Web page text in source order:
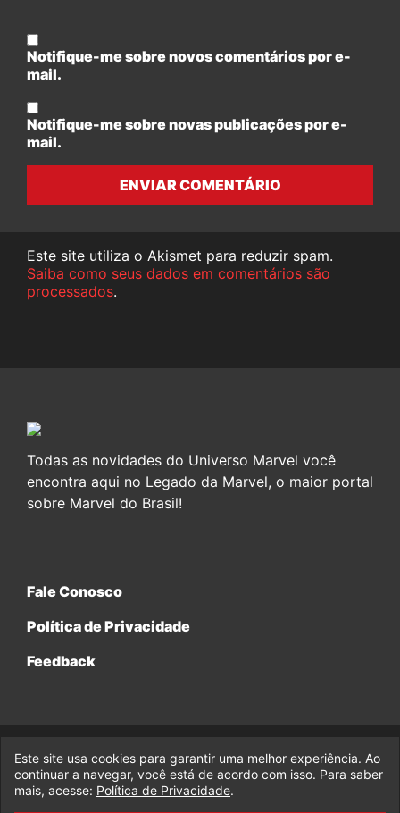
Notifique-me sobre novos comentários por e-
mail.
Notifique-me sobre novas publicações por e-
mail.
ENVIAR COMENTÁRIO
Este site utiliza o Akismet para reduzir spam.
Saiba como seus dados em comentários são
processados.
Todas as novidades do Universo Marvel você
encontra aqui no Legado da Marvel, o maior portal
sobre Marvel do Brasil!
Fale Conosco
Política de Privacidade
Feedback
© 2017-2026 Legado da Marvel, uma empresa da Legado
Enterprises.
Este site usa cookies para garantir uma melhor experiência. Ao
continuar a navegar, você está de acordo com isso. Para saber
mais, acesse: Política de Privacidade.